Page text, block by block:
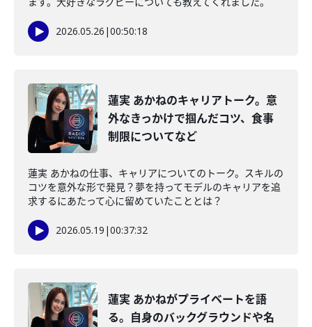
2026.05.26 |00:50:18
蓮実 あかねのキャリアトーク。意
外なきっかけで掴んだコツ、食事
制限についてなど
蓮実 あかねの仕事、キャリアについてのトーク。スキルの
コツを意外な形で発見？夢を持ってモデルのキャリアを追
求するにあたって心に留めていたこととは？
2026.05.19 |00:37:32
蓮実 あかねがプライベートを語
る。自身のバックグラウンドや名